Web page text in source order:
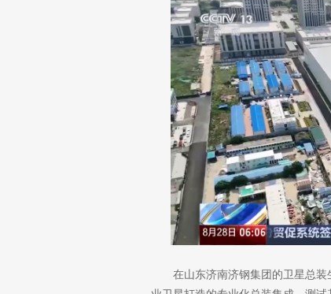
在山东济南济钢集团的卫星总